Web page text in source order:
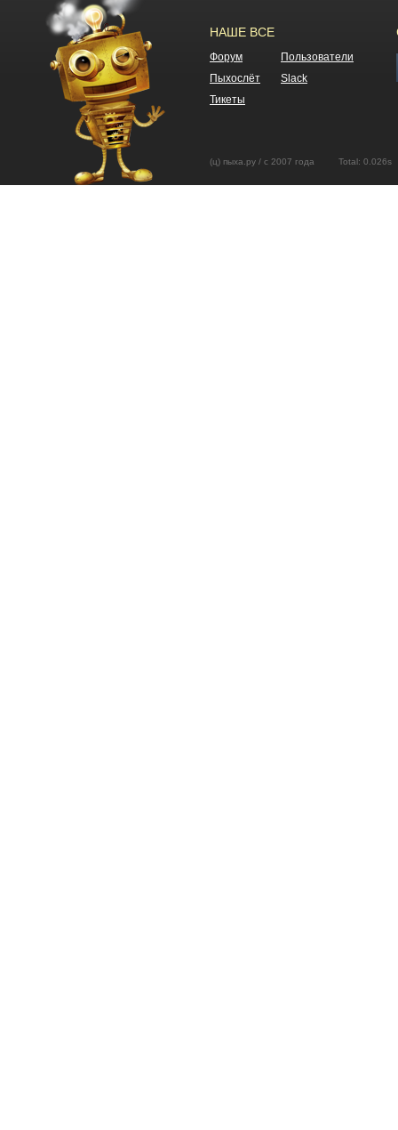
НАШЕ ВСЕ
Форум
Пользователи
Пыхослёт
Slack
Тикеты
(ц) пыха.ру / с 2007 года Total: